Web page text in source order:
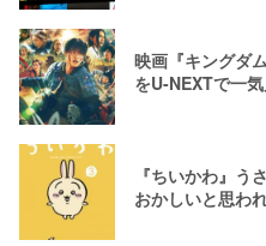
映画『キングダ
をU-NEXTで一
『ちいかわ』う
おかしいと思わ